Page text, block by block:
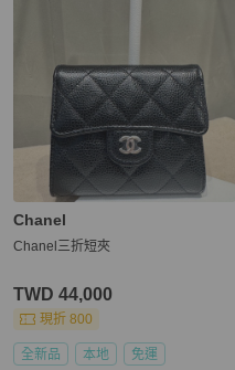
Chanel
Chanel三折短夾
TWD 44,000
現折 800
全新品 本地 免運